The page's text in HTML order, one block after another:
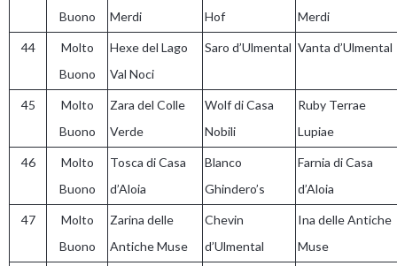
Buono
Merdi
Hof
Merdi
44
Molto
Buono
Hexe del Lago
Val Noci
Saro d’Ulmental Vanta d’Ulmental
45
Molto
Buono
Zara del Colle
Verde
Wolf di Casa
Nobili
Ruby Terrae
Lupiae
46
Molto
Buono
Tosca di Casa
d’Aloia
Blanco
Ghindero’s
Farnia di Casa
d’Aloia
47
Molto
Buono
Zarina delle
Antiche Muse
Chevin
d’Ulmental
Ina delle Antiche
Muse